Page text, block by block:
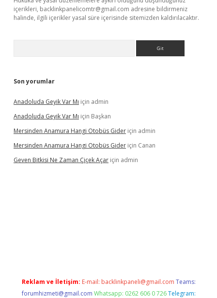
içerikleri, backlinkpanelicomtr@gmail.com adresine bildirmeniz
halinde, ilgili içerikler yasal süre içerisinde sitemizden kaldırılacaktır.
Son yorumlar
Anadoluda Geyik Var Mı için admin
Anadoluda Geyik Var Mı için Başkan
Mersinden Anamura Hangi Otobüs Gider için admin
Mersinden Anamura Hangi Otobüs Gider için Canan
Geven Bitkisi Ne Zaman Çiçek Açar için admin
Reklam ve İletişim: E-mail: backlinkpaneli@gmail.com Teams:
forumhizmeti@gmail.com Whatsapp: 0262 606 0 726 Telegram: